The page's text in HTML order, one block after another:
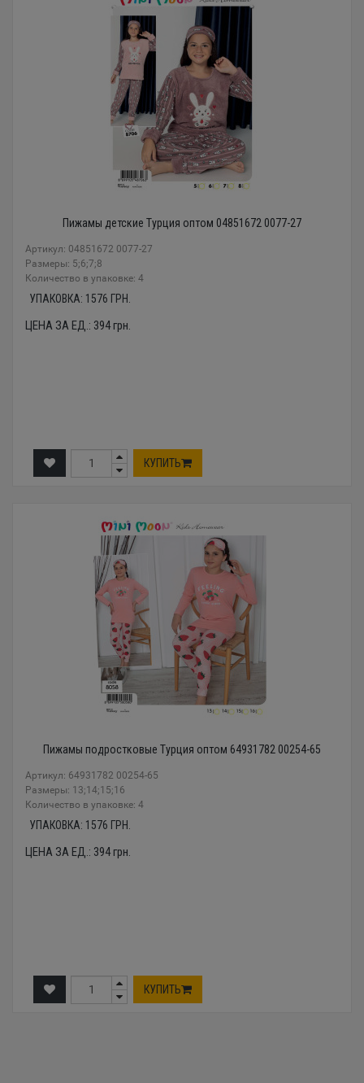
Пижамы детские Турция оптом 04851672 0077-27
Артикул: 04851672 0077-27
Размеры: 5;6;7;8
Количество в упаковке: 4
УПАКОВКА: 1576 ГРН.
ЦЕНА ЗА ЕД.: 394грн.
КУПИТЬ
Пижамы подростковые Турция оптом 64931782 00254-65
Артикул: 64931782 00254-65
Размеры: 13;14;15;16
Количество в упаковке: 4
УПАКОВКА: 1576 ГРН.
ЦЕНА ЗА ЕД.: 394грн.
КУПИТЬ